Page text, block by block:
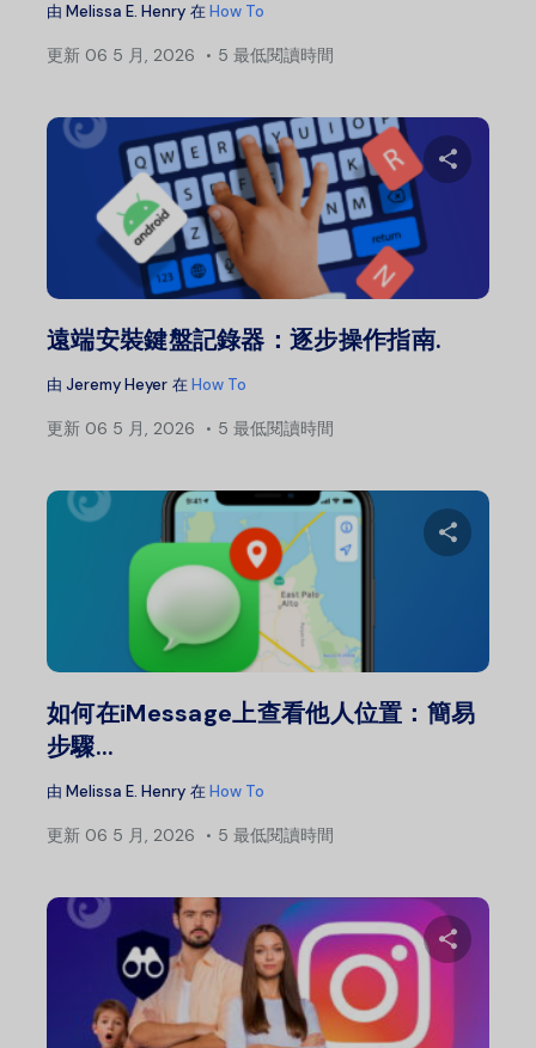
由 Melissa E. Henry 在How To
更新 06 5 月, 2026 5 最低閱讀時間
遠端安裝鍵盤記錄器：逐步操作指南.
由 Jeremy Heyer 在How To
更新 06 5 月, 2026 5 最低閱讀時間
如何在iMessage上查看他人位置：簡易
步驟...
由 Melissa E. Henry 在How To
更新 06 5 月, 2026 5 最低閱讀時間